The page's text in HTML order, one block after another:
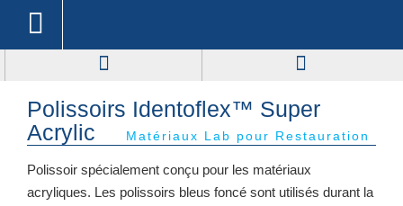
Polissoirs Identoflex™ Super
Acrylic
Matériaux Lab pour Restauration
Polissoir spécialement conçu pour les matériaux
acryliques. Les polissoirs bleus foncé sont utilisés durant la